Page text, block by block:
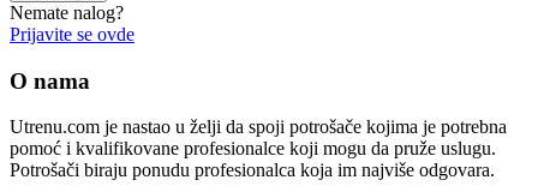
Nemate nalog?
Prijavite se ovde
O nama
Utrenu.com je nastao u želji da spoji potrošače kojima je potrebna
pomoć i kvalifikovane profesionalce koji mogu da pruže uslugu.
Potrošači biraju ponudu profesionalca koja im najviše odgovara.